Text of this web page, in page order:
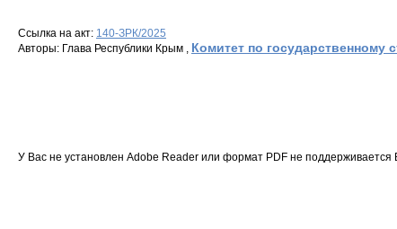
Ссылка на акт: 140-ЗРК/2025
Авторы: Глава Республики Крым , Комитет по государственному
У Вас не установлен Adobe Reader или формат PDF не